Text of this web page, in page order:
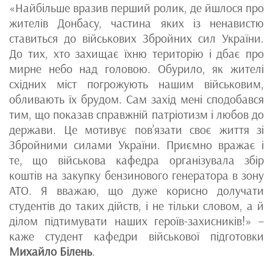
«Найбільше вразив перший ролик, де йшлося про
жителів Донбасу, частина яких із ненавистю
ставиться до військових Збройних сил України.
До тих, хто захищає їхню територію і дбає про
мирне небо над головою. Обурило, як жителі
східних міст погрожують нашим військовим,
обливають їх брудом. Сам захід мені сподобався
тим, що показав справжній патріотизм і любов до
держави. Це мотивує пов’язати своє життя зі
Збройними силами України. Приємно вражає і
те, що військова кафедра організувала збір
коштів на закупку бензинового генератора в зону
АТО. Я вважаю, що дуже корисно долучати
студентів до таких дійств, і не тільки словом, а й
ділом підтимувати наших героїв-захисників!» –
каже студент кафедри військової підготовки
Михайло Білень.